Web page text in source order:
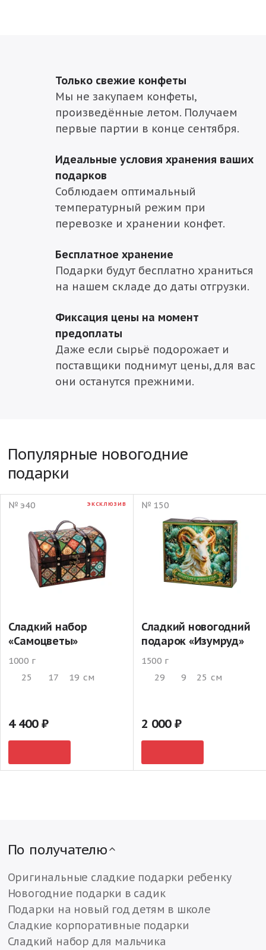
Только свежие конфеты
Мы не закупаем конфеты,
произведённые летом. Получаем
первые партии в конце сентября.
Идеальные условия хранения ваших
подарков
Соблюдаем оптимальный
температурный режим при
перевозке и хранении конфет.
Бесплатное хранение
Подарки будут бесплатно храниться
на нашем складе до даты отгрузки.
Фиксация цены на момент
предоплаты
Даже если сырьё подорожает и
поставщики поднимут цены, для вас
они останутся прежними.
Популярные новогодние
подарки
№ э40 ЭКСКЛЮЗИВ
Сладкий набор
«Самоцветы»
1000 г
25
17 19 см
4 400
№ 150
Сладкий новогодний
подарок «Изумруд»
1500 г
29
9 25 см
2 000
По получателю
Оригинальные сладкие подарки ребенку
Новогодние подарки в садик
Подарки на новый год детям в школе
Сладкие корпоративные подарки
Сладкий набор для мальчика